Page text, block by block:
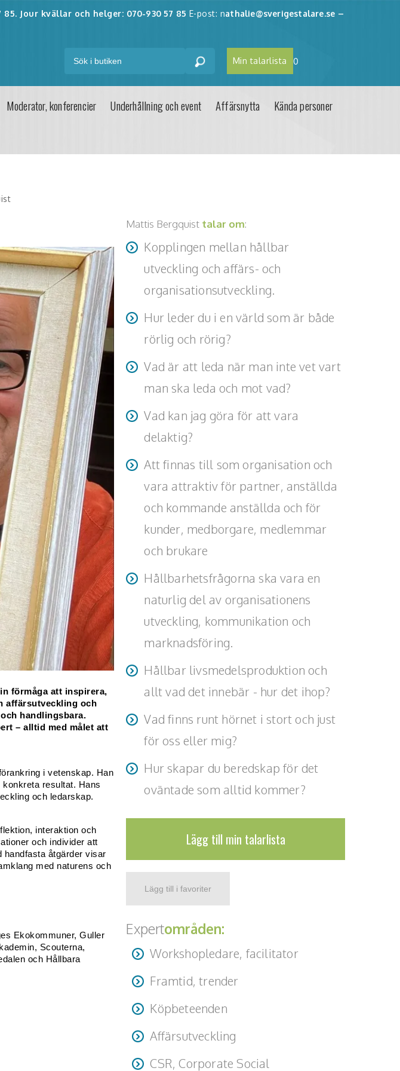
85. Jour kvällar och helger: 070-930 57 85 E-post: nathalie@sverigestalare.se –
Min talarlista 0
Moderator, konferencier Underhållning och event Affärsnytta
Kända personer
förmåga att inspirera,
affärsutveckling och
handlingsbara.
– alltid med målet att
i vetenskap. Han
resultat. Hans
och ledarskap.
interaktion och
och individer att
handfasta åtgärder visar
med naturens och
Ekokommuner, Guller
Scouterna,
och Hållbara
Genom att
i det ämne han
Mattis Bergquist talar om:
Kopplingen mellan hållbar
utveckling och affärs- och
organisationsutveckling.
Hur leder du i en värld som är både
rörlig och rörig?
Vad är att leda när man inte vet vart
man ska leda och mot vad?
Vad kan jag göra för att vara
delaktig?
Att finnas till som organisation och
vara attraktiv för partner, anställda
och kommande anställda och för
kunder, medborgare, medlemmar
och brukare
Hållbarhetsfrågorna ska vara en
naturlig del av organisationens
utveckling, kommunikation och
marknadsföring.
Hållbar livsmedelsproduktion och
allt vad det innebär - hur det ihop?
Vad finns runt hörnet i stort och just
för oss eller mig?
Hur skapar du beredskap för det
oväntade som alltid kommer?
Lägg till min talarlista
Expertområden:
Workshopledare, facilitator
Framtid, trender
Köpbeteenden
Affärsutveckling
CSR, Corporate Social